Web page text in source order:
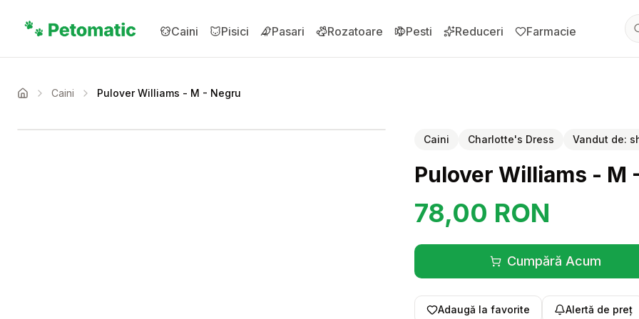
Caini
Pisici Pasari Rozatoare Pesti Reduceri Farmacie
Acasa Caini
Pulover Williams - M - Negru
Caini Charlotte's Dress Vandut de:
Pulover Williams - M
78,00 RON
Cumpără Acum
(se deschide
Adaugă la favorite Alertă de preț